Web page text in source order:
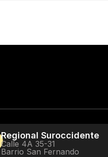
Regional Suroccidente
Calle 4A 35-31
Barrio San Fernando